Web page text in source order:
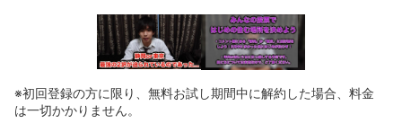
※初回登録の方に限り、無料お試し期間中に解約した場合、料金
は一切かかりません。